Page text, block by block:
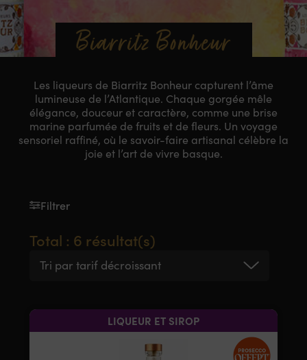
Biarritz Bonheur
Les liqueurs de Biarritz Bonheur capturent l’âme
lumineuse de l’Atlantique. Chaque gorgée mêle
élégance, douceur et caractère, comme une brise
marine parfumée de fruits et de fleurs. Un voyage
sensoriel raffiné, où le savoir-faire artisanal célèbre la
joie et l’art de vivre basque.
Filtrer
Total : 6 résultat(s)
Tri par tarif décroissant
LIQUEUR ET SIROP